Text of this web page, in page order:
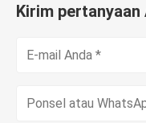
Kirim